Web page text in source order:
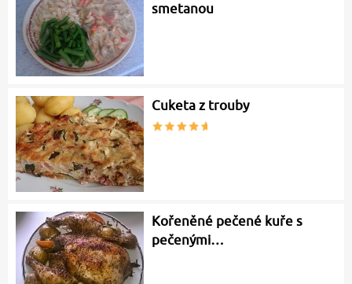
smetanou
Cuketa z trouby
Kořeněné pečené kuře s
pečenými…